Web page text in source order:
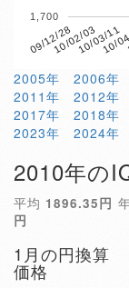
09/12/2810/02/0310/03/11
10/
1,700
2005年 2006年
2011年
2012年
2017年
2018年
2023年
2024年
2010年の
平均 1896.35円
円
1月の円換算
価格